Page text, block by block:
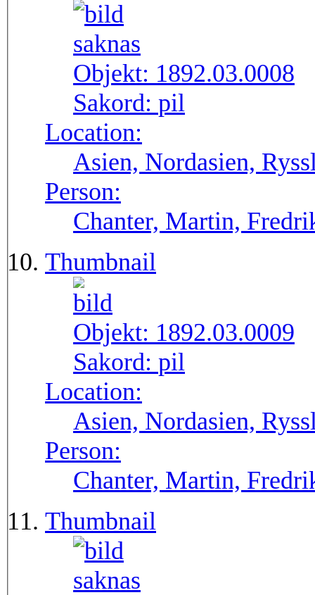
Objekt: 1892.03.0008
Sakord: pil
Location:
Asien, Nordasien,
Person:
Chanter, Martin,
Thumbnail
Objekt: 1892.03.0009
Sakord: pil
Location:
Asien, Nordasien,
Person:
Chanter, Martin,
Thumbnail